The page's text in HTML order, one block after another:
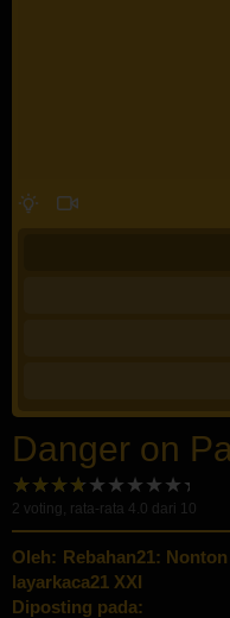
Danger on
2 voting, rata-rata 4.0 dari 10
Oleh: Rebahan21:
layarkaca21 XXI
Diposting pada: